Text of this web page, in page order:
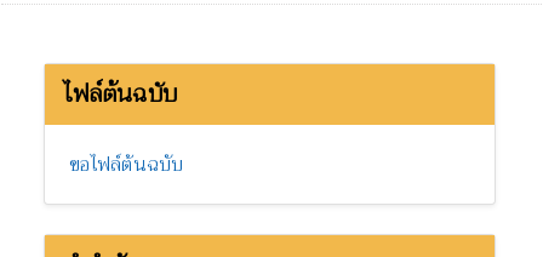
ไฟล์ต้นฉบับ
ขอไฟล์ต้นฉบับ